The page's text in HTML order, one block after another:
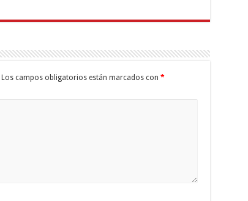
Los campos obligatorios están marcados con *